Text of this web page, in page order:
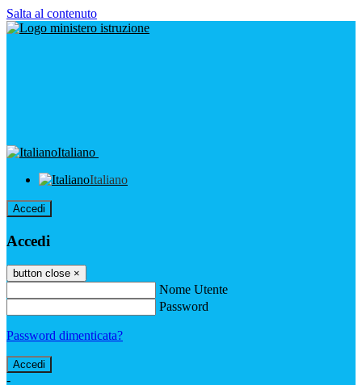
Salta al contenuto
Italiano
Italiano
Accedi
Accedi
button close ×
Nome Utente
Password
Password dimenticata?
-